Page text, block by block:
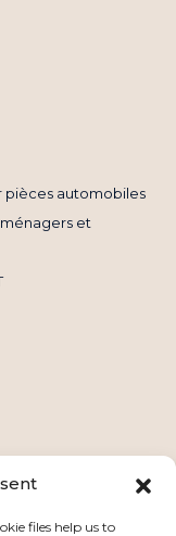
pièces automobiles
et
files help us to